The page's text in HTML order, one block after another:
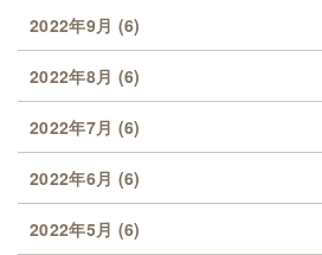
2022年9月 (6)
2022年8月 (6)
2022年7月 (6)
2022年6月 (6)
2022年5月 (6)